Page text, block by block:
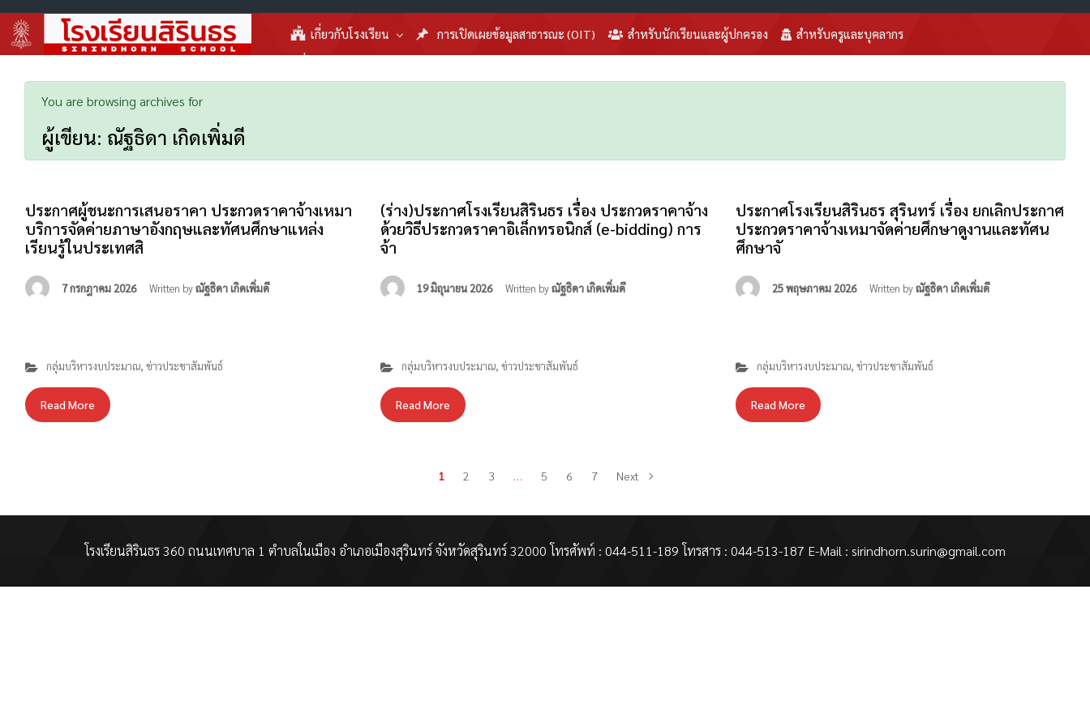
เกี่ยวกับโรงเรียน การเปิดเผยข้อมูลสาธารณะ (OIT) สำหรับนักเรียนและผู้ปกครอง สำหรับครูและบุคลากร
You are browsing archives for
ผู้เขียน: ณัฐธิดา เกิดเพิ่มดี
ประกาศผู้ชนะการเสนอราคา ประกวดราคาจ้างเหมา
บริการจัดค่ายภาษาอังกฤษและทัศนศึกษาแหล่ง
เรียนรู้ในประเทศสิ
7 กรกฎาคม 2026 Written byณัฐธิดา เกิดเพิ่มดี
กลุ่มบริหารงบประมาณ, ข่าวประชาสัมพันธ์
Read More
(ร่าง)ประกาศโรงเรียนสิรินธร เรื่อง ประกวดราคาจ้าง
ด้วยวิธีประกวดราคาอิเล็กทรอนิกส์ (e-bidding) การ
จ้า
19 มิถุนายน 2026 Written byณัฐธิดา เกิดเพิ่มดี
กลุ่มบริหารงบประมาณ, ข่าวประชาสัมพันธ์
Read More
ประกาศโรงเรียนสิรินธร สุรินทร์ เรื่อง ยกเลิกประกาศ
ประกวดราคาจ้างเหมาจัดค่ายศึกษาดูงานและทัศน
ศึกษาจั
25 พฤษภาคม 2026 Written byณัฐธิดา เกิดเพิ่มดี
กลุ่มบริหารงบประมาณ, ข่าวประชาสัมพันธ์
Read More
1 2 3 … 5 6 7 Next
โรงเรียนสิรินธร 360 ถนนเทศบาล 1 ตำบลในเมือง อำเภอเมืองสุรินทร์ จังหวัดสุรินทร์ 32000 โทรศัพท์ : 044-511-189 โทรสาร : 044-513-187 E-Mail : sirindhorn.surin@gmail.com